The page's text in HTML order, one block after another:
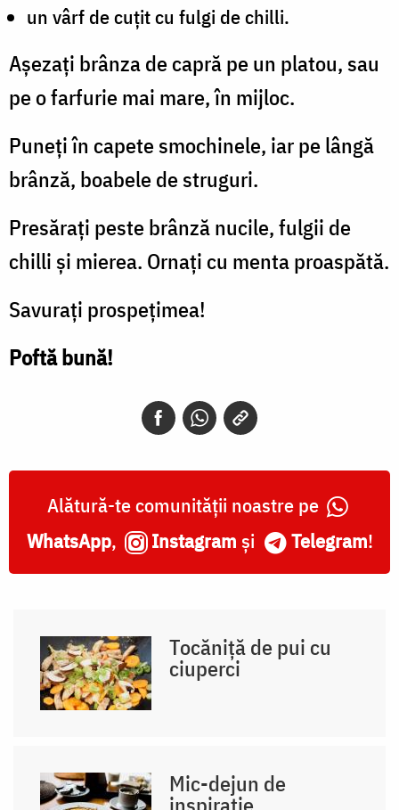
un vârf de cuțit cu fulgi de chilli.
Așezați brânza de capră pe un platou, sau
pe o farfurie mai mare, în mijloc.
Puneți în capete smochinele, iar pe lângă
brânză, boabele de struguri.
Presărați peste brânză nucile, fulgii de
chilli și mierea. Ornați cu menta proaspătă.
Savurați prospețimea!
Poftă bună!
Alătură-te comunității noastre pe
WhatsApp, Instagram și Telegram!
Tocăniță de pui cu
ciuperci
Mic-dejun de